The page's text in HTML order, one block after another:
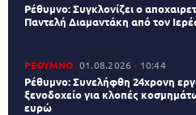
Ρέθυμνο: Συγκλονίζει ο
Παντελή Διαμαντάκη από τον
ΡΕΘΥΜΝΟ 01.08.2026 10:44
Ρέθυμνο: Συνελήφθη 24χρονη
ξενοδοχείο για κλοπές
ευρώ